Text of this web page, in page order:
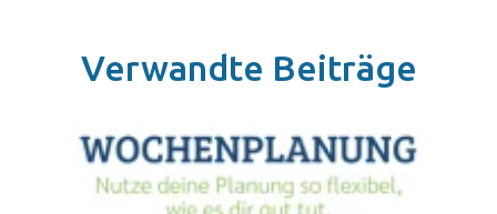
Verwandte Beiträge